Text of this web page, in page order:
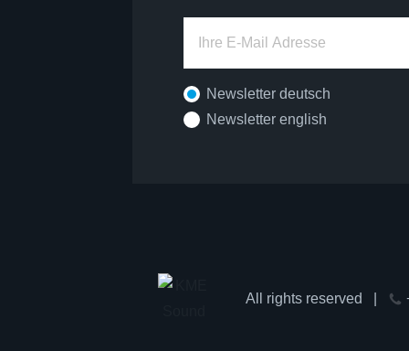
Newsletter deutsch
Newsletter english
All rights reserved